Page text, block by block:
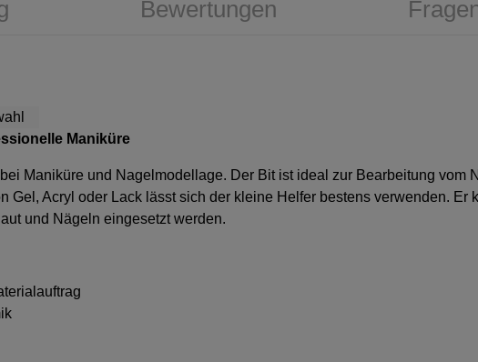
Bewertungen
Maniküre
Maniküre und Nagelmodellage. Der Bit ist ideal zur Bearbeitung vom
Gel, Acryl oder Lack lässt sich der kleine Helfer bestens verwenden. Er
und Nägeln eingesetzt werden.